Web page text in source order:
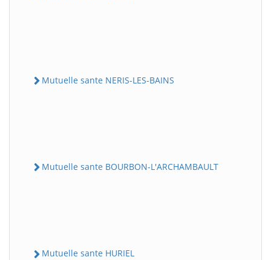
Mutuelle sante NERIS-LES-BAINS
Mutuelle sante BOURBON-L'ARCHAMBAULT
Mutuelle sante HURIEL